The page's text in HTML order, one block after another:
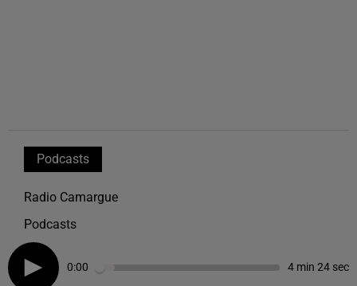
Podcasts
Radio Camargue
Podcasts
0:00 4 min 24 sec